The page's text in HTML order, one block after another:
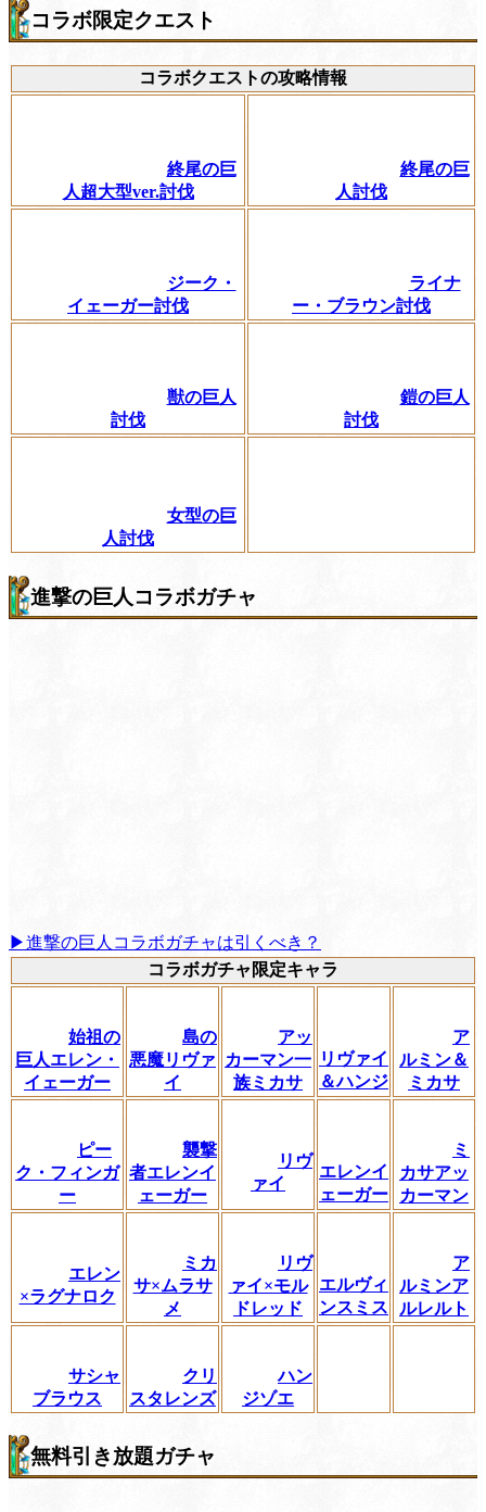
コラボ限定クエスト
コラボクエストの攻略情報
終尾の巨
人超大型ver.討伐
終尾の巨
人討伐
ジーク・
イェーガー討伐
ライナ
ー・ブラウン討伐
獣の巨人
討伐
鎧の巨人
討伐
女型の巨
人討伐
進撃の巨人コラボガチャ
▶進撃の巨人コラボガチャは引くべき？
コラボガチャ限定キャラ
始祖の
巨人エレン・
イェーガー
島の
悪魔リヴァ
イ
アッ
カーマン一
族ミカサ
リヴァイ
＆ハンジ
ア
ルミン＆
ミカサ
ピー
ク・フィンガ
ー
襲撃
者エレンイ
ェーガー
リヴ
ァイ
エレンイ
ェーガー
ミ
カサアッ
カーマン
エレン
×ラグナロク
ミカ
サ×ムラサ
メ
リヴ
ァイ×モル
ドレッド
エルヴィ
ンスミス
ア
ルミンア
ルレルト
サシャ
ブラウス
クリ
スタレンズ
ハン
ジゾエ
無料引き放題ガチャ